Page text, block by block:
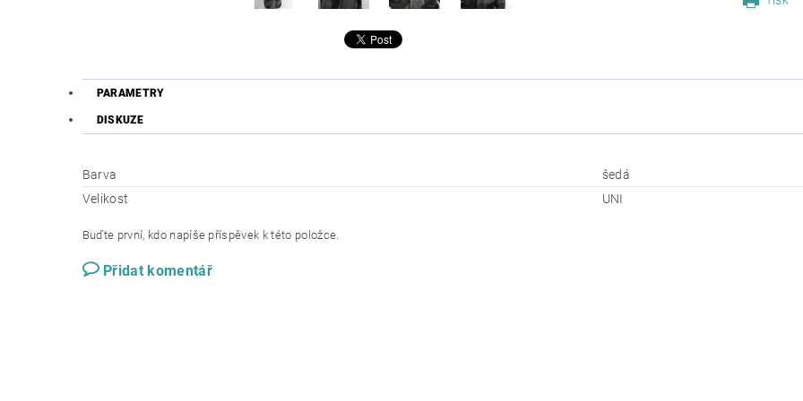
PARAMETRY
DISKUZE
Barva
šedá
Velikost
UNI
Buďte první, kdo napíše příspěvek k této položce.
Přidat komentář